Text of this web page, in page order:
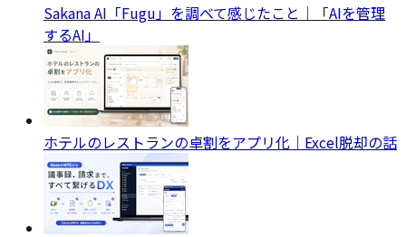
Sakana AI「Fugu」を調べて感じたこと｜「AIを管理
するAI」
ホテルのレストランの卓割をアプリ化｜Excel脱却の話